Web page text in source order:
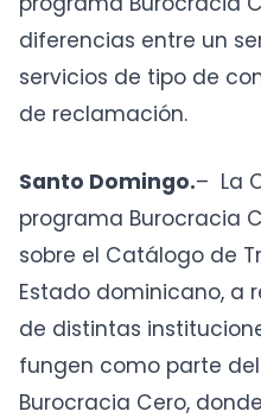
diferencias entre un
servicios de tipo de
de reclamación.
Santo Domingo.– La
programa Burocracia
sobre el Catálogo de
Estado dominicano, a
de distintas
fungen como parte
Burocracia Cero,